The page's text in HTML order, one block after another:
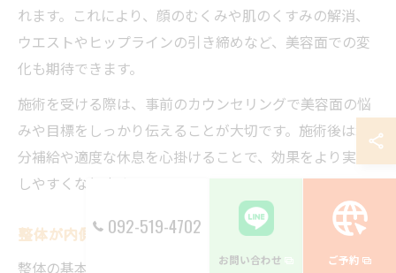
れます。これにより、顔のむくみや肌のくすみの解消、
ウエストやヒップラインの引き締めなど、美容面での変
化も期待できます。
施術を受ける際は、事前のカウンセリングで美容面の悩
みや目標をしっかり伝えることが大切です。施術後は水
分補給や適度な休息を心掛けることで、効果をより実感
しやすくなります。
整体が内側から美しさと健康を引き出す仕組み
整体の基本は、骨格や筋肉のバランスを調整し、体全体
092-519-4702
お問い合わせ ご予約